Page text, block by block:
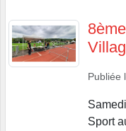
Publiée
Sport